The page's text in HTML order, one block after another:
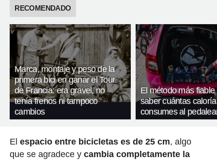
RECOMENDADO
Marca, montaje y peso de la
primera bici en ganar el Tour
de Francia: era gravel, no
tenía frenos ni tampoco
cambios
El método más fiable
saber cuántas
consumes al
El espacio entre bicicletas es de 25 cm, algo
que se agradece y cambia completamente la